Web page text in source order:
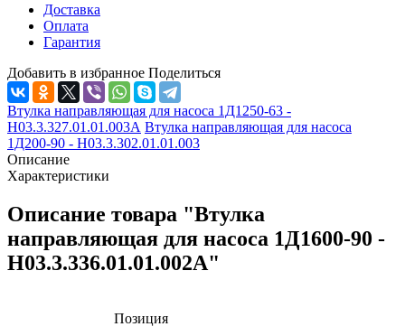
Доставка
Оплата
Гарантия
Добавить в избранное Поделиться
Втулка направляющая для насоса 1Д1250-63 -
Н03.3.327.01.01.003А Втулка направляющая для насоса
1Д200-90 - Н03.3.302.01.01.003
Описание
Характеристики
Описание товара "Втулка
направляющая для насоса 1Д1600-90 -
Н03.3.336.01.01.002А"
Позиция